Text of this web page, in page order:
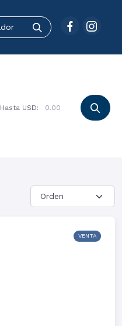
Hasta USD:
VENTA